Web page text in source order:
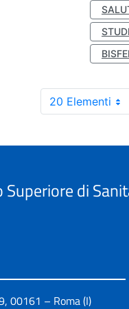
20 Elementi
di
00161 – Roma (I)